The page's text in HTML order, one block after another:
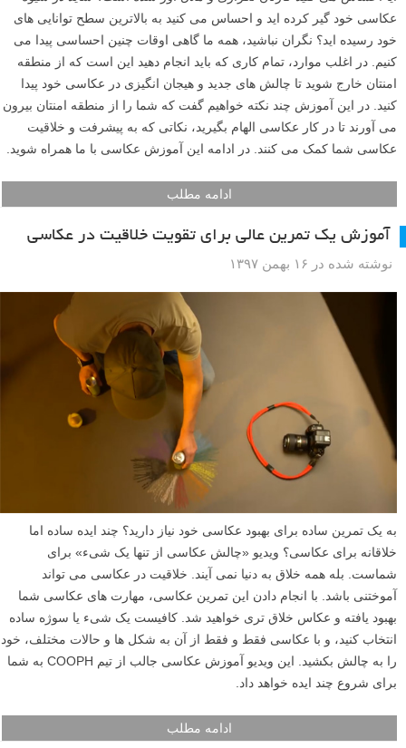
عکاسی خود گیر کرده اید و احساس می کنید به بالاترین سطح توانایی های
خود رسیده اید؟ نگران نباشید، همه ما گاهی اوقات چنین احساسی پیدا می
کنیم. در اغلب موارد، تمام کاری که باید انجام دهید این است که از منطقه
امنتان خارج شوید تا چالش های جدید و هیجان انگیزی در عکاسی خود پیدا
کنید. در این آموزش چند نکته خواهیم گفت که شما را از منطقه امنتان بیرون
می آورند تا در کار عکاسی الهام بگیرید، نکاتی که به پیشرفت و خلاقیت
عکاسی شما کمک می کنند. در ادامه این آموزش عکاسی با ما همراه شوید.
ادامه مطلب
آموزش یک تمرین عالی برای تقویت خلاقیت در عکاسی
نوشته شده در ۱۶ بهمن ۱۳۹۷
به یک تمرین ساده برای بهبود عکاسی خود نیاز دارید؟ چند ایده ساده اما
خلاقانه برای عکاسی؟ ویدیو «چالش عکاسی از تنها یک شیء» برای
شماست. بله همه خلاق به دنیا نمی آیند. خلاقیت در عکاسی می تواند
آموختنی باشد. با انجام دادن این تمرین عکاسی، مهارت های عکاسی شما
بهبود یافته و عکاس خلاق تری خواهید شد. کافیست یک شیء یا سوژه ساده
انتخاب کنید، و با عکاسی فقط و فقط از آن به شکل ها و حالات مختلف، خود
را به چالش بکشید. این ویدیو آموزش عکاسی جالب از تیم COOPH به شما
برای شروع چند ایده خواهد داد.
ادامه مطلب